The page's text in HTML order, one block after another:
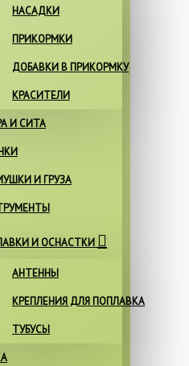
НАСАДКИ
ПРИКОРМКИ
ДОБАВКИ В ПРИКОРМКУ
КРАСИТЕЛИ
И СИТА
И ГРУЗА
И ОСНАСТКИ
АНТЕННЫ
КРЕПЛЕНИЯ ДЛЯ ПОПЛАВКА
ТУБУСЫ